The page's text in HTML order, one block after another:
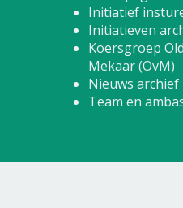
Initiatief
Initiatieven
Koersgroep
Mekaar (OvM)
Nieuws archief
Team en